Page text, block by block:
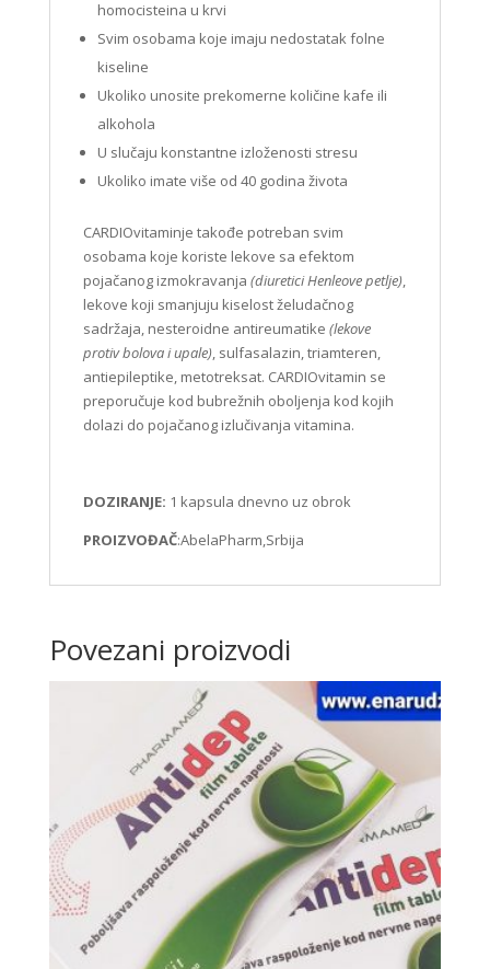
homocisteina u krvi
Svim osobama koje imaju nedostatak folne
kiseline
Ukoliko unosite prekomerne količine kafe ili
alkohola
U slučaju konstantne izloženosti stresu
Ukoliko imate više od 40 godina života
CARDIOvitaminje takođe potreban svim
osobama koje koriste lekove sa efektom
pojačanog izmokravanja (diuretici Henleove petlje),
lekove koji smanjuju kiselost želudačnog
sadržaja, nesteroidne antireumatike (lekove
protiv bolova i upale), sulfasalazin, triamteren,
antiepileptike, metotreksat. CARDIOvitamin se
preporučuje kod bubrežnih oboljenja kod kojih
dolazi do pojačanog izlučivanja vitamina.
DOZIRANJE: 1 kapsula dnevno uz obrok
PROIZVOĐAČ:AbelaPharm,Srbija
Povezani proizvodi